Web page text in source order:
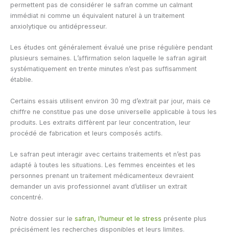
permettent pas de considérer le safran comme un calmant
immédiat ni comme un équivalent naturel à un traitement
anxiolytique ou antidépresseur.
Les études ont généralement évalué une prise régulière pendant
plusieurs semaines. L’affirmation selon laquelle le safran agirait
systématiquement en trente minutes n’est pas suffisamment
établie.
Certains essais utilisent environ 30 mg d’extrait par jour, mais ce
chiffre ne constitue pas une dose universelle applicable à tous les
produits. Les extraits diffèrent par leur concentration, leur
procédé de fabrication et leurs composés actifs.
Le safran peut interagir avec certains traitements et n’est pas
adapté à toutes les situations. Les femmes enceintes et les
personnes prenant un traitement médicamenteux devraient
demander un avis professionnel avant d’utiliser un extrait
concentré.
Notre dossier sur le safran, l’humeur et le stress présente plus
précisément les recherches disponibles et leurs limites.